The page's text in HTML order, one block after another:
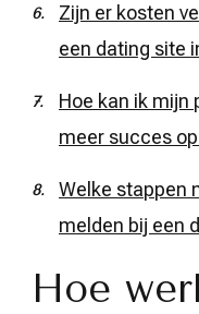
Zijn er kosten
een dating site
Hoe kan ik mijn
meer succes
Welke stappen
melden bij een
Hoe